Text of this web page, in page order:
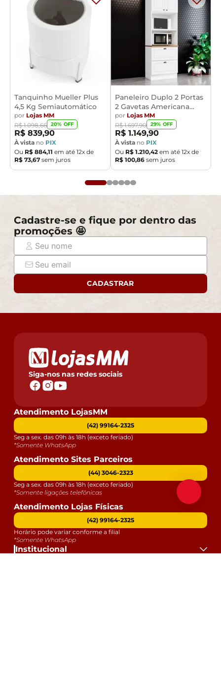
Tanquinho Mueller Plus
4,5 Kg Semiautomático
por Lojas MM
R$ 1.098,66 20% OFF
R$ 839,90
À vista no PIX
Ou R$ 884,11 em até 12x de
R$ 73,67 sem juros
Paneleiro Duplo 2 Portas
2 Gavetas Americana
Henn
por Lojas MM
R$ 1.697,90 29% OFF
R$ 1.149,90
À vista no PIX
Ou R$ 1.210,42 em até 12x de
R$ 100,86 sem juros
Cadastre-se e fique por dentro das
promoções 🤩
CADASTRAR
Siga-nos nas redes sociais
Institucional
Atendimento LojasMM
(42) 99164-2325
Seg a sex. das 09h às 18h (exceto feriado)
*Somente WhatsApp
Atendimento Sites Parceiros
(44) 3046-2323
Seg a sex. das 09h às 18h (exceto feriado)
*Somente ligações telefônicas
Atendimento Lojas Físicas
(42) 99164-2325
Horário pode variar conforme a filial
*Somente WhatsApp